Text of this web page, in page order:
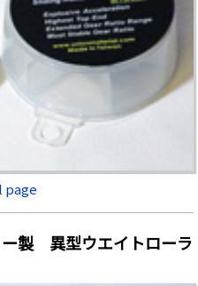
page
ー製 異型ウエイトローラ